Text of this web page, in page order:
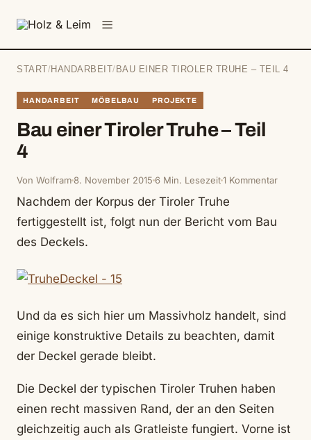
START / HANDARBEIT / BAU EINER TIROLER TRUHE – TEIL 4
HANDARBEIT MÖBELBAU PROJEKTE
Bau einer Tiroler Truhe – Teil
4
Von Wolfram8. November 2015 6 Min. Lesezeit1 Kommentar
Nachdem der Korpus der Tiroler Truhe
fertiggestellt ist, folgt nun der Bericht vom Bau
des Deckels.
Und da es sich hier um Massivholz handelt, sind
einige konstruktive Details zu beachten, damit
der Deckel gerade bleibt.
Die Deckel der typischen Tiroler Truhen haben
einen recht massiven Rand, der an den Seiten
gleichzeitig auch als Gratleiste fungiert. Vorne ist